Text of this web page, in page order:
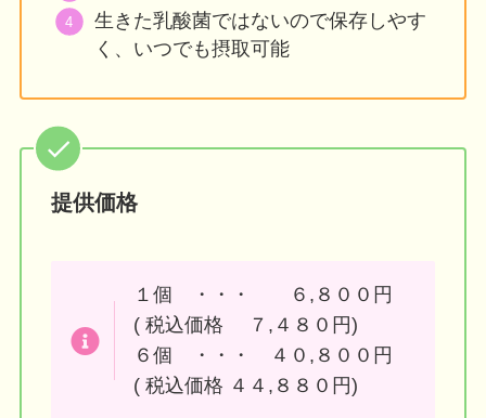
生きた乳酸菌ではないので保存しやす
く、いつでも摂取可能
提供価格
１個 ・・・ ６,８００円
( 税込価格 ７,４８０円)
６個 ・・・ ４０,８００円
( 税込価格 ４４,８８０円)